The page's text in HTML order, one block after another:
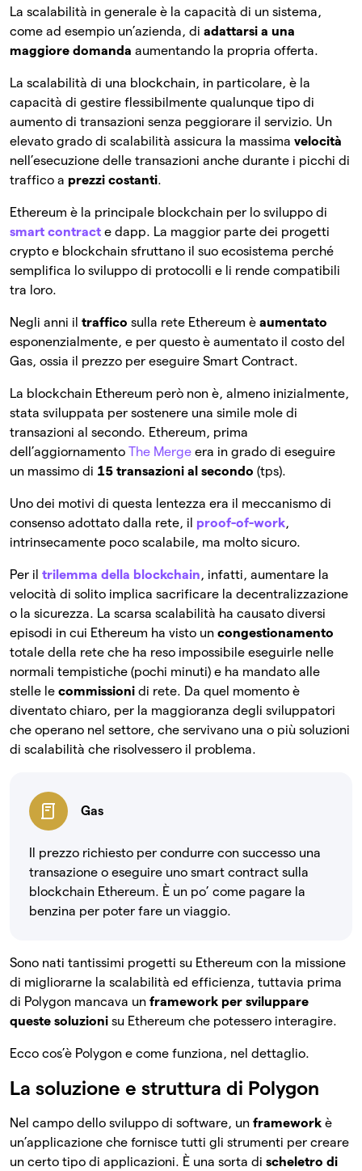
La scalabilità in generale è la capacità di un sistema,
come ad esempio un’azienda, di adattarsi a una
maggiore domanda aumentando la propria offerta.
La scalabilità di una blockchain, in particolare, è la
capacità di gestire flessibilmente qualunque tipo di
aumento di transazioni senza peggiorare il servizio. Un
elevato grado di scalabilità assicura la massima velocità
nell’esecuzione delle transazioni anche durante i picchi di
traffico a prezzi costanti.
Ethereum è la principale blockchain per lo sviluppo di
smart contract e dapp. La maggior parte dei progetti
crypto e blockchain sfruttano il suo ecosistema perché
semplifica lo sviluppo di protocolli e li rende compatibili
tra loro.
Negli anni il traffico sulla rete Ethereum è aumentato
esponenzialmente, e per questo è aumentato il costo del
Gas, ossia il prezzo per eseguire Smart Contract.
La blockchain Ethereum però non è, almeno inizialmente,
stata sviluppata per sostenere una simile mole di
transazioni al secondo. Ethereum, prima
dell’aggiornamento The Merge era in grado di eseguire
un massimo di 15 transazioni al secondo (tps).
Uno dei motivi di questa lentezza era il meccanismo di
consenso adottato dalla rete, il proof-of-work,
intrinsecamente poco scalabile, ma molto sicuro.
Per il trilemma della blockchain, infatti, aumentare la
velocità di solito implica sacrificare la decentralizzazione
o la sicurezza. La scarsa scalabilità ha causato diversi
episodi in cui Ethereum ha visto un congestionamento
totale della rete che ha reso impossibile eseguirle nelle
normali tempistiche (pochi minuti) e ha mandato alle
stelle le commissioni di rete. Da quel momento è
diventato chiaro, per la maggioranza degli sviluppatori
che operano nel settore, che servivano una o più soluzioni
di scalabilità che risolvessero il problema.
Gas
Il prezzo richiesto per condurre con successo una
transazione o eseguire uno smart contract sulla
blockchain Ethereum. È un po’ come pagare la
benzina per poter fare un viaggio.
Sono nati tantissimi progetti su Ethereum con la missione
di migliorarne la scalabilità ed efficienza, tuttavia prima
di Polygon mancava un framework per sviluppare
queste soluzioni su Ethereum che potessero interagire.
Ecco cos’è Polygon e come funziona, nel dettaglio.
La soluzione e struttura di Polygon
Nel campo dello sviluppo di software, un framework è
un’applicazione che fornisce tutti gli strumenti per creare
un certo tipo di applicazioni. È una sorta di scheletro di